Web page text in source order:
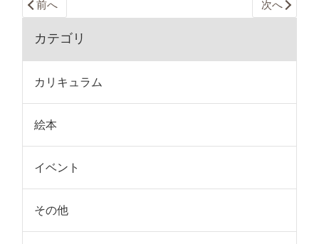
前へ 次へ
カテゴリ
カリキュラム
絵本
イベント
その他